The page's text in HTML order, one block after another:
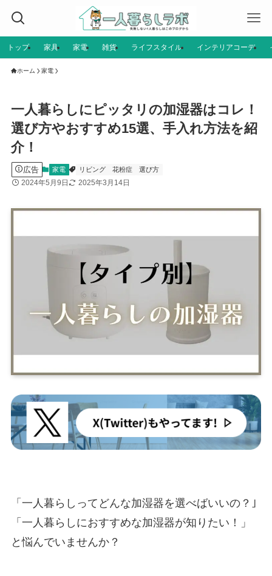
トップ 家具 家電 雑貨 ライフスタイル インテリアコーデ
ホーム 家電
一人暮らしにピッタリの加湿器はコレ！
選び方やおすすめ15選、手入れ方法を紹
介！
広告 家電 リビング 花粉症 選び方
2024年5月9日 2025年3月14日
「一人暮らしってどんな加湿器を選べばいいの？｣
「一人暮らしにおすすめな加湿器が知りたい！」
と悩んでいませんか？